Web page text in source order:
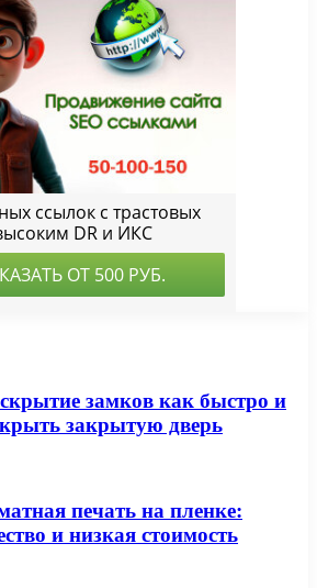
замков как быстро и
закрытую дверь
печать на пленке:
и низкая стоимость